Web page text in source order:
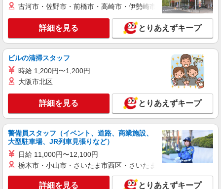
古河市・佐野市・前橋市・高崎市・伊勢崎市・太田市・館林市
詳細を見る とりあえずキープ
ビルの清掃スタッフ
時給 1,200円〜1,200円
大阪市北区
詳細を見る とりあえずキープ
警備員スタッフ（イベント、道路、商業施設、
大型駐車場、JR列車見張りなど）
日給 11,000円〜12,100円
栃木市・小山市・さいたま市西区・さいたま市岩槻区・久喜市・
詳細を見る とりあえずキープ